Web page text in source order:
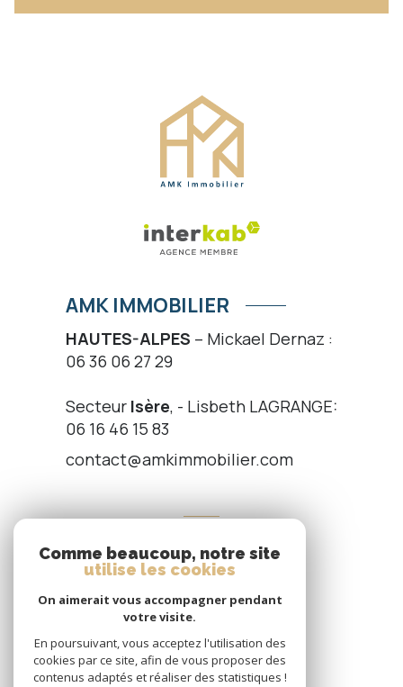
AMK IMMOBILIER
HAUTES-ALPES – Mickael Dernaz :
06 36 06 27 29
Secteur Isère, - Lisbeth LAGRANGE:
06 16 46 15 83
contact@amkimmobilier.com
NOUS SUIVRE
Comme beaucoup, notre site
utilise les cookies
On aimerait vous accompagner pendant
votre visite.
En poursuivant, vous acceptez l'utilisation des
cookies par ce site, afin de vous proposer des
contenus adaptés et réaliser des statistiques !